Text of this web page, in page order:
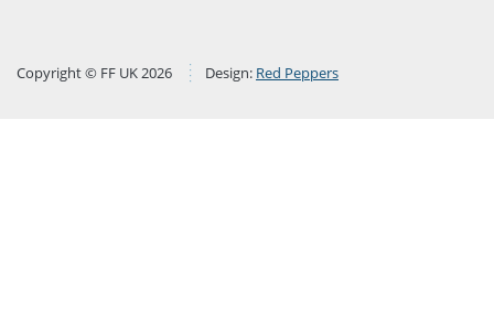
Copyright © FF UK 2026 Design: Red Peppers